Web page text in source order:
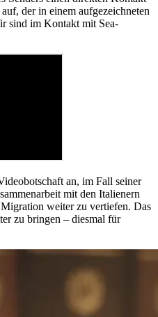
der in einem aufgezeichneten
sind im Kontakt mit Sea-
an, im Fall seiner
mit den Italienern
weiter zu vertiefen. Das
zu bringen – diesmal für